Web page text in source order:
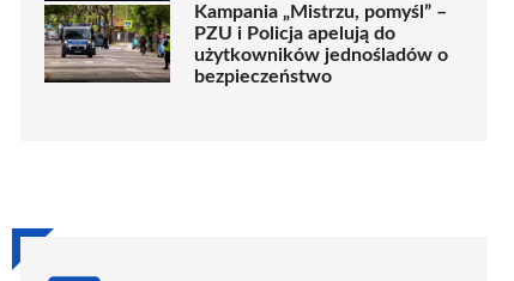
Kampania „Mistrzu, pomyśl” –
PZU i Policja apelują do
użytkowników jednośladów o
bezpieczeństwo